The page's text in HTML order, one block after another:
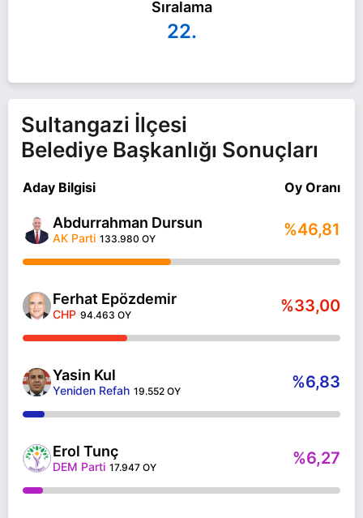
Sıralama
22.
Sultangazi İlçesi
Belediye Başkanlığı Sonuçları
Aday Bilgisi Oy Oranı
Abdurrahman Dursun
AK Parti 133.980 OY %46,81
Ferhat Epözdemir
CHP 94.463 OY %33,00
Yasin Kul
Yeniden Refah 19.552 OY %6,83
Erol Tunç
DEM Parti 17.947 OY %6,27